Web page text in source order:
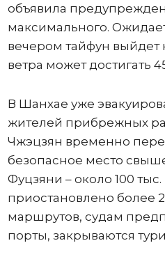
объявила
максимального.
вечером тайфун выйдет
ветра может достигать
В Шанхае уже
жителей прибрежных
Чжэцзян временно
безопасное место
Фуцзяни – около 100
приостановлено более
маршрутов, судам
порты, закрываются